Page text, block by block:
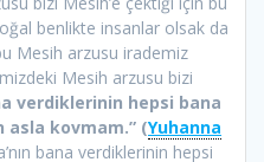
benlikte insanlar olsak da
Mesih arzusu irademiz
Mesih arzusu bizi
verdiklerinin hepsi bana
asla kovmam.” (Yuhanna
bana verdiklerinin hepsi